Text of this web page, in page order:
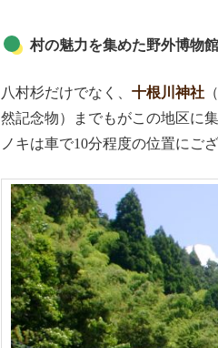
村の魅力を集めた野外博物
八村杉だけでなく、 十根川神社
然記念物）までもがこの地区に
ノキは車で10分程度の位置にござ